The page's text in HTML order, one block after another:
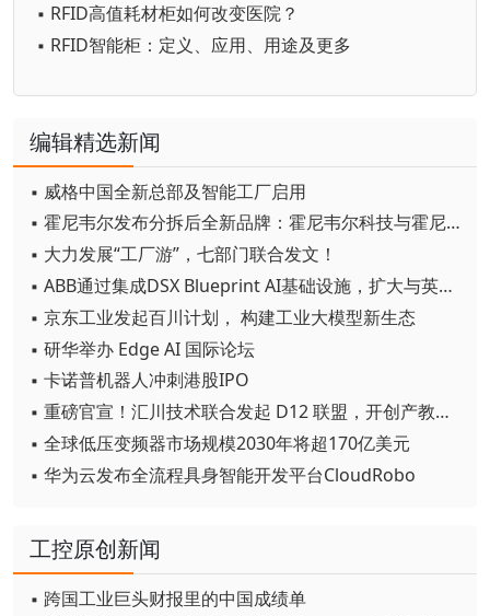
▪ RFID高值耗材柜如何改变医院？
▪ RFID智能柜：定义、应用、用途及更多
编辑精选新闻
▪ 威格中国全新总部及智能工厂启用
▪ 霍尼韦尔发布分拆后全新品牌：霍尼韦尔科技与霍尼韦尔航空航天
▪ 大力发展“工厂游”，七部门联合发文！
▪ ABB通过集成DSX Blueprint AI基础设施，扩大与英伟达的合作
▪ 京东工业发起百川计划， 构建工业大模型新生态
▪ 研华举办 Edge AI 国际论坛
▪ 卡诺普机器人冲刺港股IPO
▪ 重磅官宣！汇川技术联合发起 D12 联盟，开创产教融合新范式
▪ 全球低压变频器市场规模2030年将超170亿美元
▪ 华为云发布全流程具身智能开发平台CloudRobo
工控原创新闻
▪ 跨国工业巨头财报里的中国成绩单